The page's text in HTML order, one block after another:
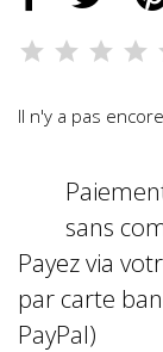
Il n'y a pas
sans
Payez via
par carte
PayPal)